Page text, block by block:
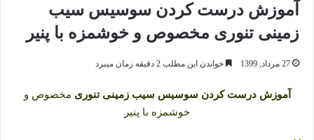
آموزش درست کردن سوسیس سیب
زمینی تنوری مخصوص و خوشمزه با پنیر
27 مرداد, 1399 خواندن این مطلب 2 دقیقه زمان میبرد
آموزش درست کردن سوسیس سیب زمینی تنوری مخصوص و
خوشمزه با پنیر